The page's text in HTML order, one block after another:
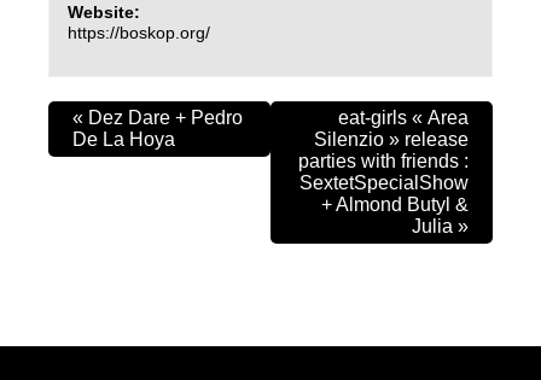
Website:
https://boskop.org/
« Dez Dare + Pedro
De La Hoya
eat-girls « Area
Silenzio » release
parties with friends :
SextetSpecialShow
+ Almond Butyl &
Julia »